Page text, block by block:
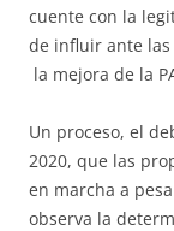
cuente con la
de influir ante
la mejora de la
Un proceso, el
2020, que las
en marcha a
observa la